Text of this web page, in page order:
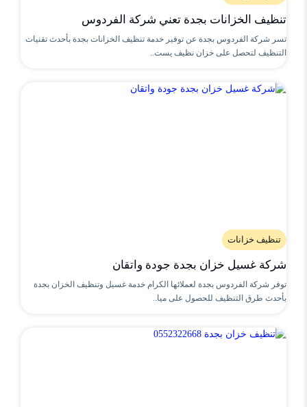
تنظيف الخزانات بجدة تعني شركة الفردوس
تسر شركة الفردوس بجدة عن توفير خدمة تنظيف الخزانات بجدة بأحدث تقنيات
التنظيف لتحصل على خزان نظيف يست..
تنظيف خزانات
شركة غسيل خزان بجدة جودة واتقان
توفر شركة الفردوس بجدة لعملائها الكرام خدمة غسيل وتنظيف الخزان بجدة
بأحدث طرق التنظيف للحصول على ميا..